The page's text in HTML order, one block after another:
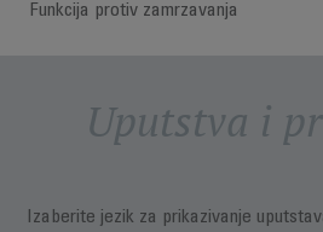
Funkcija protiv zamrzavanja
Uputstva i
Izaberite jezik za prikazivanje